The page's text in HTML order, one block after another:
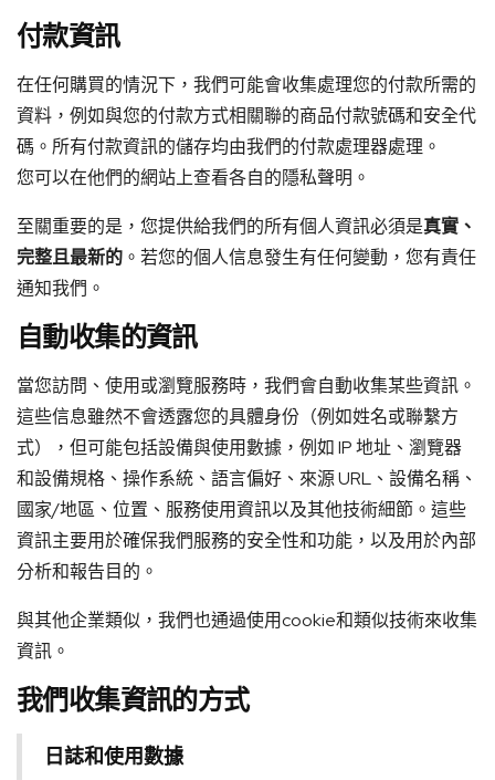
付款資訊
在任何購買的情況下，我們可能會收集處理您的付款所需的
資料，例如與您的付款方式相關聯的商品付款號碼和安全代
碼。所有付款資訊的儲存均由我們的付款處理器處理。
您可以在他們的網站上查看各自的隱私聲明。
至關重要的是，您提供給我們的所有個人資訊必須是真實、
完整且最新的 。若您的個人信息發生有任何變動，您有責任
通知我們。
自動收集的資訊
當您訪問、使用或瀏覽服務時，我們會自動收集某些資訊。
這些信息雖然不會透露您的具體身份（例如姓名或聯繫方
式），但可能包括設備與使用數據，例如 IP 地址、瀏覽器
和設備規格、操作系統、語言偏好、來源 URL、設備名稱、
國家/地區、位置、服務使用資訊以及其他技術細節。這些
資訊主要用於確保我們服務的安全性和功能，以及用於內部
分析和報告目的。
與其他企業類似，我們也通過使用cookie和類似技術來收集
資訊。
我們收集資訊的方式
日誌和使用數據